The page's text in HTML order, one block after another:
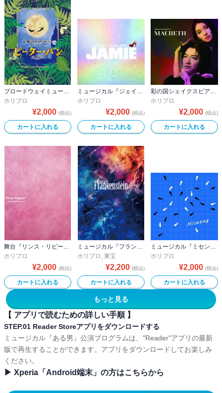
ホリプロ
¥2,000 (税込)
カートに入れる
ホリプロ
¥2,000 (税込)
カートに入れる
ホリプロ
¥2,000 (税込)
カートに入れる
舞台『リンス・リピート ―そして、再び繰り返す―』公演プログラム
ホリプロ
¥2,000 (税込)
カートに入れる
ミュージカル『フランケンシュタイン』公演プログラム
ホリプロ , 東宝
¥2,200 (税込)
カートに入れる
ミュージカル『ミセン』公演プログラム
ホリプロ
¥2,000 (税込)
カートに入れる
もっと見る
【 アプリで読むための詳しい手順 】
STEP.01 Reader Storeアプリをダウンロードする
ミュージカル『ある男』公演プログラムは、"Reader"アプリの最新
版で再生することができます。アプリをダウンロードしてお楽しみ
ください。
▶ Xperia「Android端末」の方はこちらから